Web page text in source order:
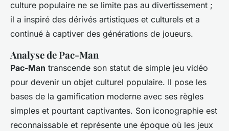
culture populaire ne se limite pas au divertissement ;
il a inspiré des dérivés artistiques et culturels et a
continué à captiver des générations de joueurs.
Analyse de Pac-Man
Pac-Man transcende son statut de simple jeu vidéo
pour devenir un objet culturel populaire. Il pose les
bases de la gamification moderne avec ses règles
simples et pourtant captivantes. Son iconographie est
reconnaissable et représente une époque où les jeux